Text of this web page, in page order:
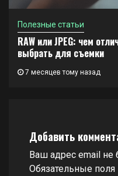
Полезные статьи
RAW или JPEG: чем
выбрать для съемки
7 месяцев тому назад
Добавить
Ваш адрес email не
Обязательные